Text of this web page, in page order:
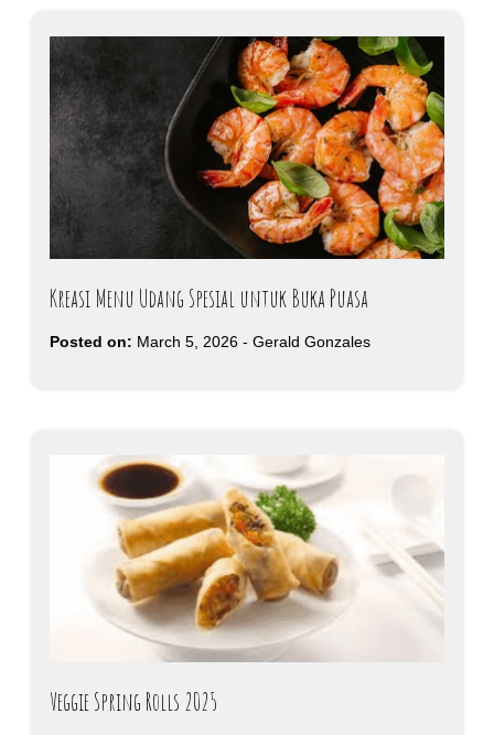
Kreasi Menu Udang Spesial untuk Buka Puasa
Posted on: March 5, 2026 - Gerald Gonzales
Veggie Spring Rolls 2025